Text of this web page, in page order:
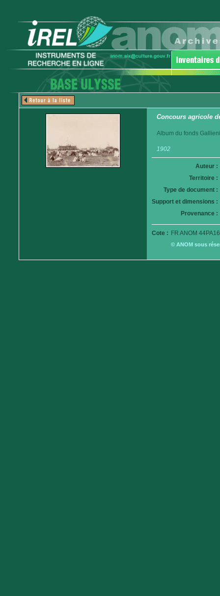
Concours agricole
Album du fonds
1902
Auteur :
Territoire :
Type de document :
Support et dimensions :
Provenance :
Cote : FR ANOM
© ANOM sous